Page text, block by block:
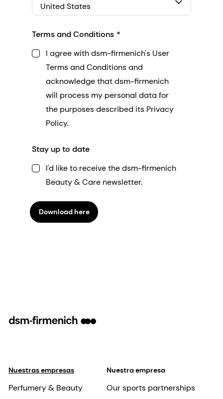
United States
Terms and Conditions
I agree with dsm-firmenich's User
Terms and Conditions and
acknowledge that dsm-firmenich
will process my personal data for
the purposes described its Privacy
Policy.
Stay up to date
I'd like to receive the dsm-firmenich
Beauty & Care newsletter.
Download here
Nuestras empresas
Perfumery & Beauty
Nuestra empresa
Our sports partnerships